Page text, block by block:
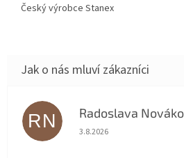
Český výrobce Stanex
RN Radoslava
Hodnocení obchodu je 5
3.8.2026